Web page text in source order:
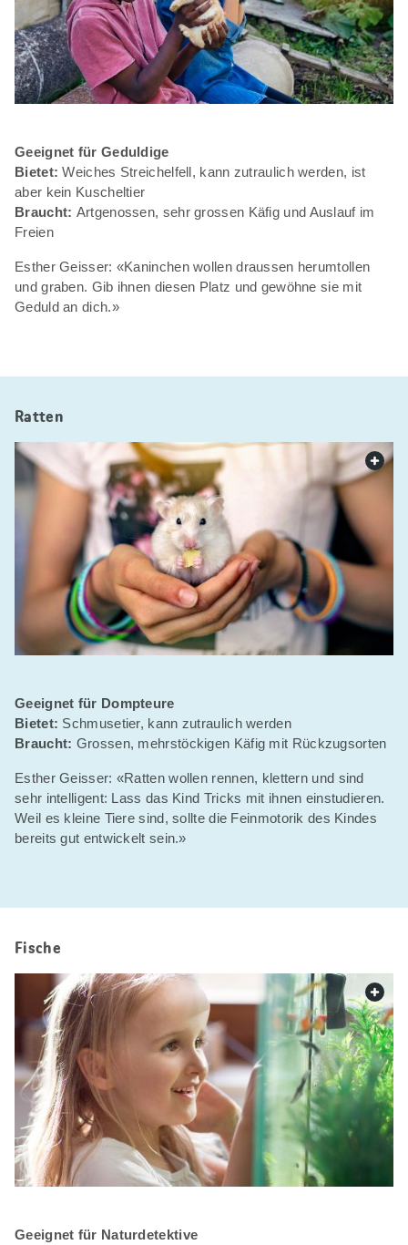
Geeignet für Geduldige
Bietet:Weiches Streichelfell, kann zutraulich werden, ist
aber kein Kuscheltier
Braucht: Artgenossen, sehr grossen Käfig und Auslauf im
Freien
Esther Geisser: «Kaninchen wollen draussen herumtollen
und graben. Gib ihnen diesen Platz und gewöhne sie mit
Geduld an dich.»
Ratten
Geeignet für Dompteure
Bietet: Schmusetier, kann zutraulich werden
Braucht: Grossen, mehrstöckigen Käfig mit Rückzugsorten
Esther Geisser: «Ratten wollen rennen, klettern und sind
sehr intelligent: Lass das Kind Tricks mit ihnen einstudieren.
Weil es kleine Tiere sind, sollte die Feinmotorik des Kindes
bereits gut entwickelt sein.»
Fische
Geeignet für Naturdetektive